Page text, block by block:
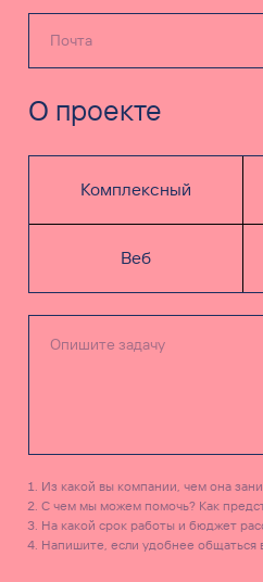
О проекте
Комплексный
Веб
Из какой вы компании, чем она
С чем мы можем помочь? Как
На какой срок работы и бюджет
Напишите, если удобнее общаться